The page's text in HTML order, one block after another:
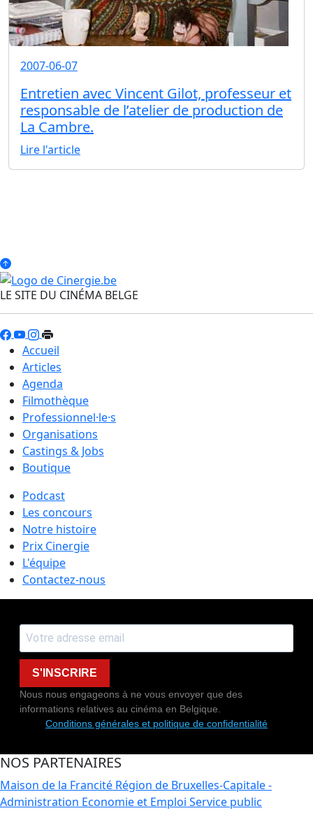
2007-06-07
Entretien avec Vincent Gilot, professeur et
responsable de l’atelier de production de
La Cambre.
Lire l'article
LE SITE DU CINÉMA BELGE
Accueil
Articles
Agenda
Filmothèque
Professionnel·le·s
Organisations
Castings & Jobs
Boutique
Podcast
Les concours
Notre histoire
Prix Cinergie
L'équipe
Contactez-nous
S'INSCRIRE
Nous nous engageons à ne vous envoyer que des
informations relatives au cinéma en Belgique.
Conditions générales et politique de confidentialité
NOS PARTENAIRES
Maison de la Francité Région de Bruxelles-Capitale -
Administration Economie et Emploi Service public